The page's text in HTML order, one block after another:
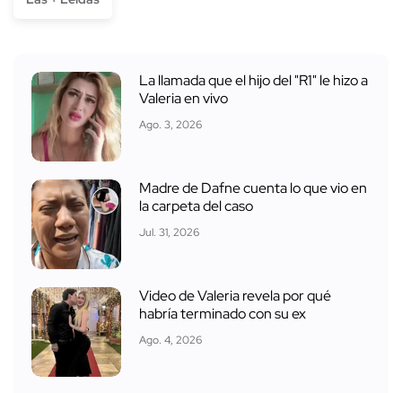
La llamada que el hijo del "R1" le hizo a
Valeria en vivo
Ago. 3, 2026
Madre de Dafne cuenta lo que vio en
la carpeta del caso
Jul. 31, 2026
Video de Valeria revela por qué
habría terminado con su ex
Ago. 4, 2026